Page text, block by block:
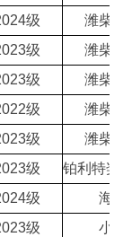
级
潍柴
级
潍柴
级
潍柴
级
潍柴
级
潍柴
级
铂利特
级
海
级
小